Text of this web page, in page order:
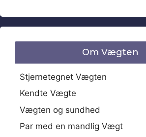
Om Vægten
Stjernetegnet Vægten
Kendte Vægte
Vægten og sundhed
Par med en mandlig Vægt